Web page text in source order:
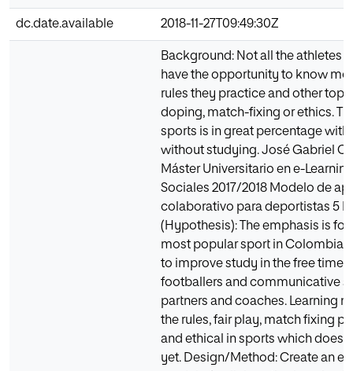
dc.date.available 2018-11-27T09:49:30Z
Background: Not all the athletes
have the opportunity to know
rules they practice and other
doping, match-fixing or ethics.
sports is in great percentage with
without studying. José Gabriel
Máster Universitario en e-
Sociales 2017/2018 Modelo de
colaborativo para deportistas 5
(Hypothesis): The emphasis is
most popular sport in Colombia.
to improve study in the free time
footballers and communicative
partners and coaches. Learning
the rules, fair play, match fixing
and ethical in sports which does
yet. Design/Method: Create an